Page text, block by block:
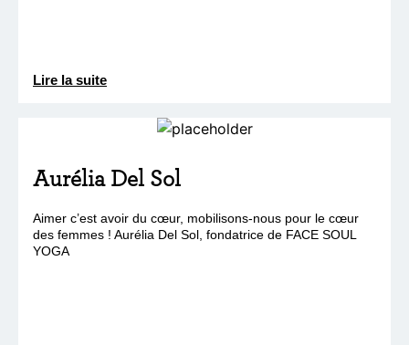
Lire la suite
Aurélia Del Sol
Aimer c’est avoir du cœur, mobilisons-nous pour le cœur
des femmes ! Aurélia Del Sol, fondatrice de FACE SOUL
YOGA